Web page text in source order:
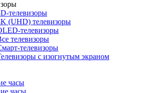
телевизоры
(UHD) телевизоры
телевизоры
телевизоры
телевизоры
с изогнутым экраном
часы
часы